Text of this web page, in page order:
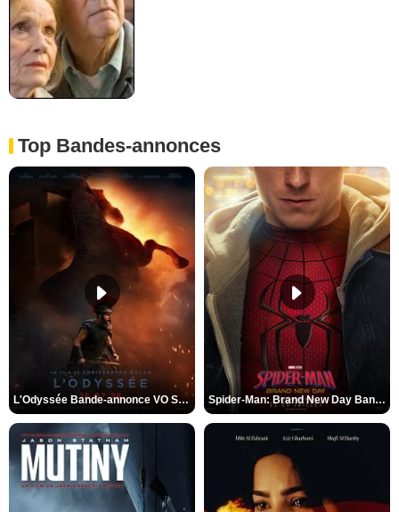
Top Bandes-annonces
L'Odyssée Bande-annonce VO STFR Spider-Man: Brand New Day Bande-annonce VO STFR